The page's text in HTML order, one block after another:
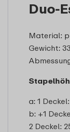
Duo-
Material:
Gewicht:
a: 1
b: +1
2 Deckel: